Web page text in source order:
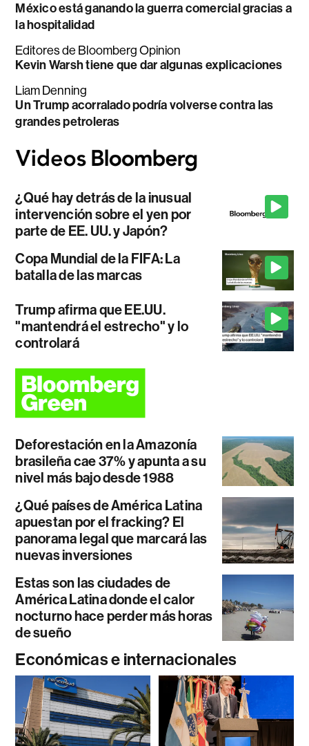
México está ganando la guerra comercial gracias a
la hospitalidad
Editores de Bloomberg Opinion
Kevin Warsh tiene que dar algunas explicaciones
Liam Denning
Un Trump acorralado podría volverse contra las
grandes petroleras
¿Qué hay detrás de la inusual
intervención sobre el yen por
parte de EE. UU. y Japón?
Copa Mundial de la FIFA: La
batalla de las marcas
Trump afirma que EE.UU.
"mantendrá el estrecho" y lo
controlará
Deforestación en la Amazonía
brasileña cae 37% y apunta a su
nivel más bajo desde 1988
¿Qué países de América Latina
apuestan por el fracking? El
panorama legal que marcará las
nuevas inversiones
Estas son las ciudades de
América Latina donde el calor
nocturno hace perder más horas
de sueño
Económicas e internacionales